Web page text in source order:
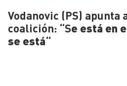
Vodanovic (PS) apunta
coalición: “Se está en
se está“